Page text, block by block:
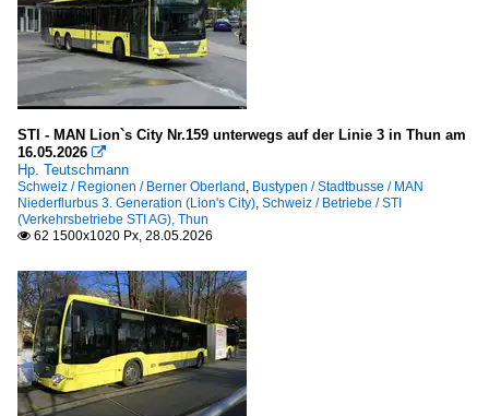
STI - MAN Lion`s City Nr.159 unterwegs auf der Linie 3 in Thun am
16.05.2026 
Hp. Teutschmann
Schweiz / Regionen / Berner Oberland , Bustypen / Stadtbusse / MAN
Niederflurbus 3. Generation (Lion's City), Schweiz / Betriebe / STI
(Verkehrsbetriebe STI AG), Thun
 62 1500x1020 Px, 28.05.2026